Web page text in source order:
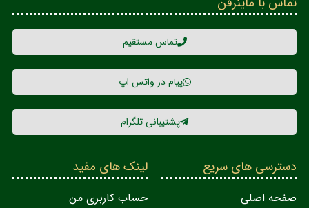
تماس مستقیم
پیام در واتس اپ
پشتیبانی تلگرام
دسترسی های سریع
صفحه اصلی
لینک های مفید
حساب کاربری من